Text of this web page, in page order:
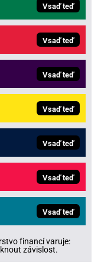
Vsaď teď
Vsaď teď
Vsaď teď
Vsaď teď
Vsaď teď
Vsaď teď
Vsaď teď
financí varuje:
závislost.